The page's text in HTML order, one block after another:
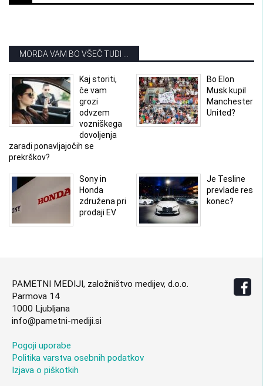
MORDA VAM BO VŠEČ TUDI ...
Kaj storiti,
če vam
grozi
odvzem
vozniškega
dovoljenja
zaradi ponavljajočih se
prekrškov?
Bo Elon
Musk kupil
Manchester
United?
Sony in
Honda
združena pri
prodaji EV
Je Tesline
prevlade res
konec?
PAMETNI MEDIJI, založništvo medijev, d.o.o.
Parmova 14
1000 Ljubljana
info@pametni-mediji.si
Pogoji uporabe
Politika varstva osebnih podatkov
Izjava o piškotkih